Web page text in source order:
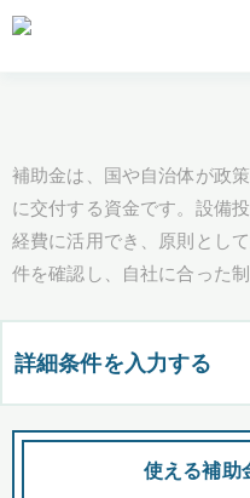
補助金は、国や自治体が政
に交付する資金です。設備
経費に活用でき、原則とし
件を確認し、自社に合った
詳細条件を入力する
都道府県
使える補助